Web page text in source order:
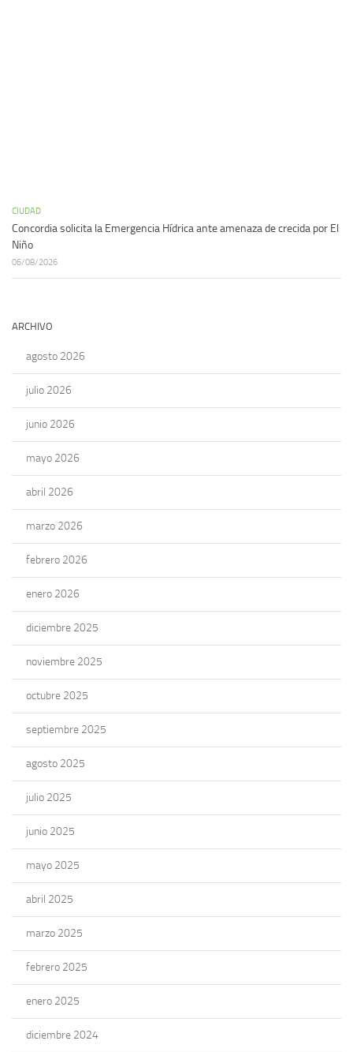
CIUDAD
Concordia solicita la Emergencia Hídrica ante amenaza de crecida por El
Niño
06/08/2026
ARCHIVO
agosto 2026
julio 2026
junio 2026
mayo 2026
abril 2026
marzo 2026
febrero 2026
enero 2026
diciembre 2025
noviembre 2025
octubre 2025
septiembre 2025
agosto 2025
julio 2025
junio 2025
mayo 2025
abril 2025
marzo 2025
febrero 2025
enero 2025
diciembre 2024